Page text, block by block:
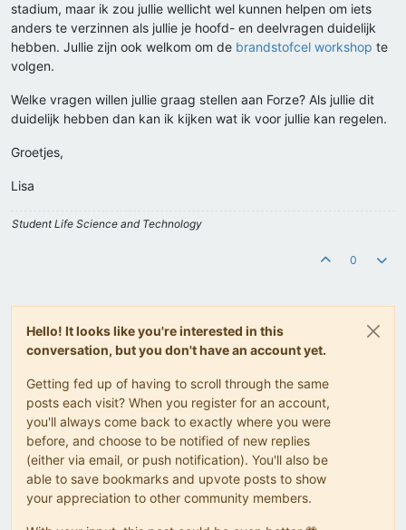
stadium, maar ik zou jullie wellicht wel kunnen helpen om iets
anders te verzinnen als jullie je hoofd- en deelvragen duidelijk
hebben. Jullie zijn ook welkom om de brandstofcel workshop te
volgen.
Welke vragen willen jullie graag stellen aan Forze? Als jullie dit
duidelijk hebben dan kan ik kijken wat ik voor jullie kan regelen.
Groetjes,
Lisa
Student Life Science and Technology
0
Hello! It looks like you're interested in this
conversation, but you don't have an account yet.
Getting fed up of having to scroll through the same
posts each visit? When you register for an account,
you'll always come back to exactly where you were
before, and choose to be notified of new replies
(either via email, or push notification). You'll also be
able to save bookmarks and upvote posts to show
your appreciation to other community members.